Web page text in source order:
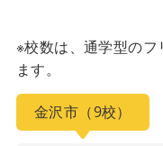
※校数は、通学型の
ます。
金沢市（9校）